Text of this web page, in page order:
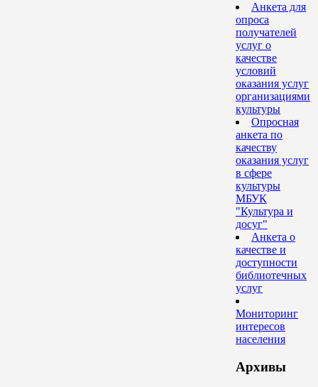
Анкета для
опроса
получателей
услуг о
качестве
условий
оказания услуг
организациями
культуры
Опросная
анкета по
качеству
оказания услуг
в сфере
культуры
МБУК
"Культура и
досуг"
Анкета о
качестве и
доступности
библиотечных
услуг
Мониторинг
интересов
населения
Архивы